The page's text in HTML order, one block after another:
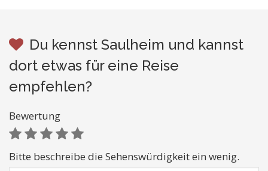
Du kennst Saulheim und kannst
dort etwas für eine Reise
empfehlen?
Bewertung
Bitte beschreibe die Sehenswürdigkeit ein wenig.